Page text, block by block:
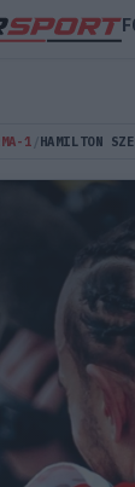
1 HAMILTON